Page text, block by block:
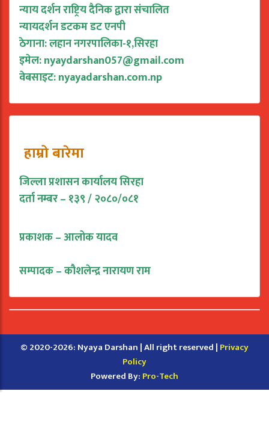
न्याय दर्शन राष्ट्रिय दैनिक द्वारा संचालित
न्यायदर्शन डटकम डट एनपी
ठेगाना: लहान नगरपालिका-१,सिरहा
इमेल:nyaydarshan057@gmail.com
वेबसाइट: nyayadarshan.com.np
हाम्रो बारेमा
जिल्ला प्रशासन कार्यालय सिरहा
दर्ता नम्बर – १३९ / २०८०/०८१
प्रकाशक – आलोक यादव
सम्पादक – कौशलेन्द्र नारायण राम
© 2020-2026: Nyaya Darshan | All right reserved | Privacy
Policy
Powered By: Pro-Tech